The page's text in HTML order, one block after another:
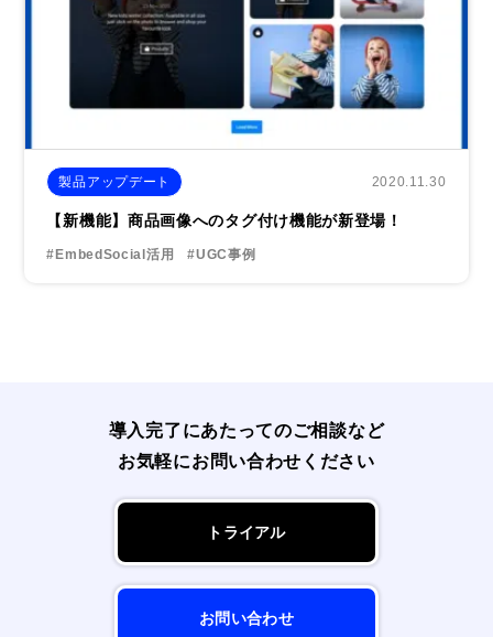
製品アップデート 2020.11.30
【新機能】商品画像へのタグ付け機能が新登場！
#EmbedSocial活用 #UGC事例
導入完了にあたってのご相談など
お気軽にお問い合わせください
トライアル
お問い合わせ